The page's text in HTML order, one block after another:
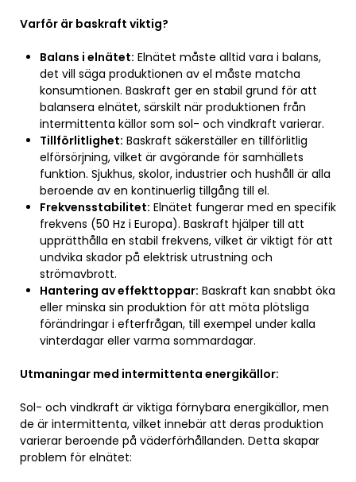
Varför är baskraft viktig?
Balans i elnätet: Elnätet måste alltid vara i balans,
det vill säga produktionen av el måste matcha
konsumtionen. Baskraft ger en stabil grund för att
balansera elnätet, särskilt när produktionen från
intermittenta källor som sol- och vindkraft varierar.
Tillförlitlighet: Baskraft säkerställer en tillförlitlig
elförsörjning, vilket är avgörande för samhällets
funktion. Sjukhus, skolor, industrier och hushåll är alla
beroende av en kontinuerlig tillgång till el.
Frekvensstabilitet: Elnätet fungerar med en specifik
frekvens (50 Hz i Europa). Baskraft hjälper till att
upprätthålla en stabil frekvens, vilket är viktigt för att
undvika skador på elektrisk utrustning och
strömavbrott.
Hantering av effekttoppar: Baskraft kan snabbt öka
eller minska sin produktion för att möta plötsliga
förändringar i efterfrågan, till exempel under kalla
vinterdagar eller varma sommardagar.
Utmaningar med intermittenta energikällor:
Sol- och vindkraft är viktiga förnybara energikällor, men
de är intermittenta, vilket innebär att deras produktion
varierar beroende på väderförhållanden. Detta skapar
problem för elnätet: